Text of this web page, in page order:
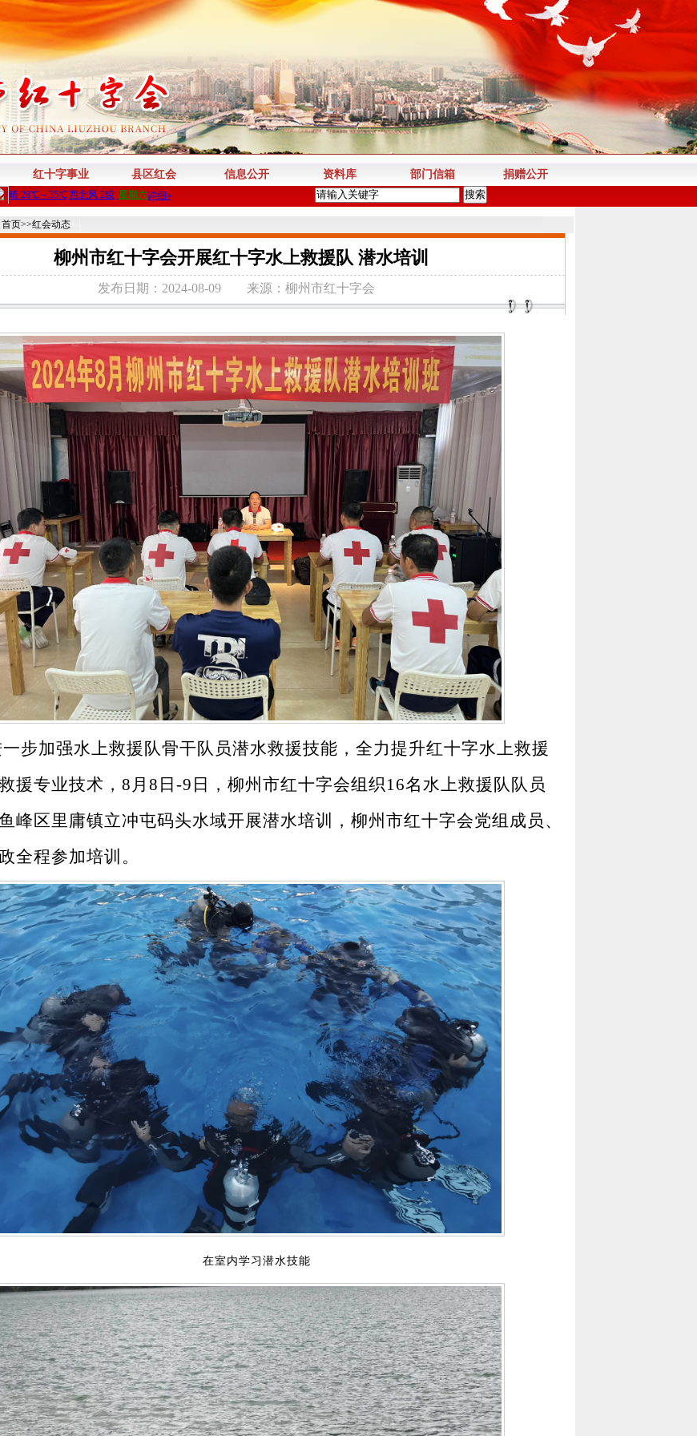
红十字事业 县区红会 信息公开 资料库 部门信箱
捐赠公开
首页>>红会动态
柳州市红十字会开展红十字水上救援队 潜水培训
发布日期：2024-08-09 来源：柳州市红十字会
步加强水上救援队骨干队员潜水救援技能，全力提升红十字水上救援
援专业技术， 8 月 8 日 -9 日，柳州市红十字会组织16名水上救援队队员
峰区里庸镇立冲屯码头水域开展潜水培训，柳州市红十字会党组成员、
全程参加培训。
在室内学习潜水技能